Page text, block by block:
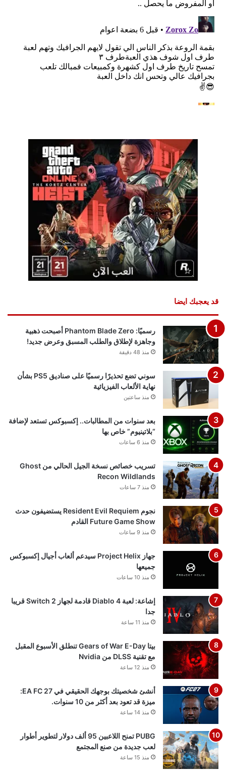
قد يعجبك ايضا
رسميًا: Phantom Blade Zero أصبحت ذهبية
وجاهزة لإطلاق والطلب المسبق وعرض جديد!
منذ 48 دقيقة
سوني تضع تحذيرًا رسميًا على صناديق PS5 بشأن
نهاية الألعاب الفيزيائية
منذ ساعتين
بعد سنوات من المطالبات.. إكسبوكس تستعد لإضافة
“بلاتينيوم” خاص بها
منذ 6 ساعات
تسريب خصائص نسخة الجيل الحالي من Ghost
Recon Wildlands
منذ 7 ساعات
نجوم Resident Evil Requiem يستضيفون حدث
Future Game Show القادم
منذ 9 ساعات
جهاز Project Helix سيدعم ألعاب أجيال إكسبوكس
جميعها
منذ 10 ساعات
إشاعة: لعبة Diablo 4 قادمة لجهاز Switch 2 قريبا
جدا
منذ 11 ساعة
بيتا Gears of War E-Day تنطلق الأسبوع المقبل
مع تقنية DLSS من Nvidia
منذ 12 ساعة
أنشئ شخصيتك بوجهك الحقيقي في EA FC 27:
ميزة قد تعود بعد أكثر من 10 سنوات.
منذ 14 ساعة
PUBG تمنح اللاعبين 95 ألف دولار لتطوير أطوار
لعب جديدة من صنع المجتمع
منذ 15 ساعة